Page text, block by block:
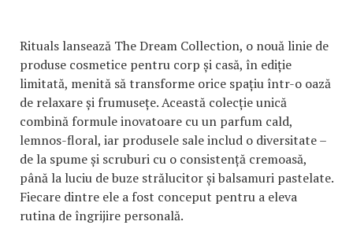
Rituals lansează The Dream Collection, o nouă linie de
produse cosmetice pentru corp și casă, în ediție
limitată, menită să transforme orice spațiu într-o oază
de relaxare și frumusețe. Această colecție unică
combină formule inovatoare cu un parfum cald,
lemnos-floral, iar produsele sale includ o diversitate –
de la spume și scruburi cu o consistență cremoasă,
până la luciu de buze strălucitor și balsamuri pastelate.
Fiecare dintre ele a fost conceput pentru a eleva
rutina de îngrijire personală.